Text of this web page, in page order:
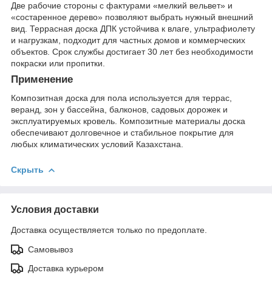
Две рабочие стороны с фактурами «мелкий вельвет» и
«состаренное дерево» позволяют выбрать нужный внешний
вид. Террасная доска ДПК устойчива к влаге, ультрафиолету
и нагрузкам, подходит для частных домов и коммерческих
объектов. Срок службы достигает 30 лет без необходимости
покраски или пропитки.
Применение
Композитная доска для пола используется для террас,
веранд, зон у бассейна, балконов, садовых дорожек и
эксплуатируемых кровель. Композитные материалы доска
обеспечивают долговечное и стабильное покрытие для
любых климатических условий Казахстана.
Скрыть
Условия доставки
Доставка осуществляется только по предоплате.
Самовывоз
Доставка курьером